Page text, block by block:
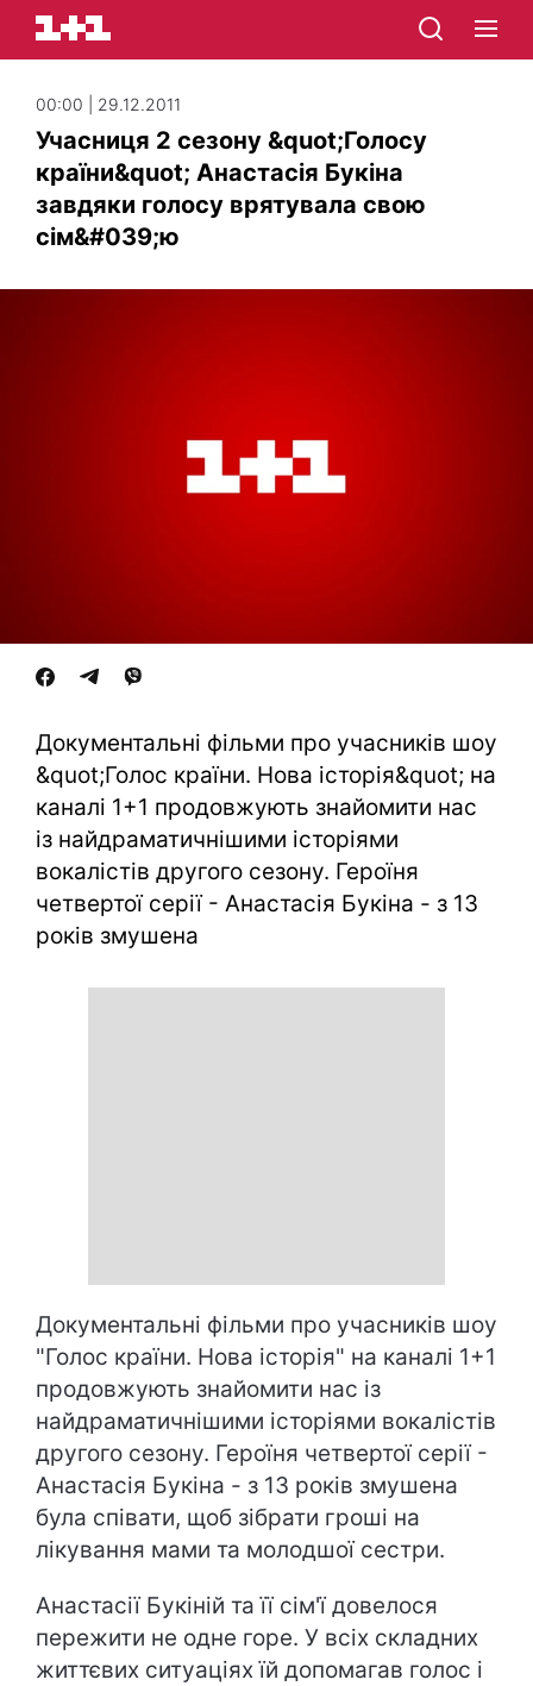
00:00 | 29.12.2011
Учасниця 2 сезону &quot;Голосу
країни&quot; Анастасія Букіна
завдяки голосу врятувала свою
сім&#039;ю
Документальні фільми про учасників шоу
&quot;Голос країни. Нова історія&quot; на
каналі 1+1 продовжують знайомити нас
із найдраматичнішими історіями
вокалістів другого сезону. Героїня
четвертої серії - Анастасія Букіна - з 13
років змушена
Документальні фільми про учасників шоу
"Голос країни. Нова історія" на каналі 1+1
продовжують знайомити нас із
найдраматичнішими історіями вокалістів
другого сезону. Героїня четвертої серії -
Анастасія Букіна - з 13 років змушена
була співати, щоб зібрати гроші на
лікування мами та молодшої сестри.
Анастасії Букіній та її сім'ї довелося
пережити не одне горе. У всіх складних
життєвих ситуаціях їй допомагав голос і